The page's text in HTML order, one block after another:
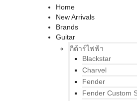
Home
New Arrivals
Brands
Guitar
กีต้าร์ไฟฟ้า
Blackstar
Charvel
Fender
Fender Custom